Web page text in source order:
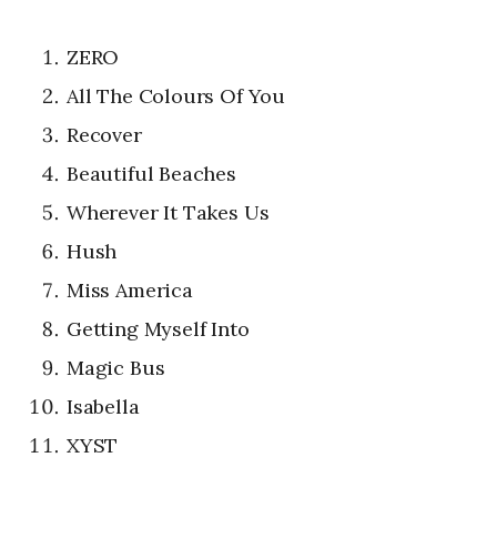
ZERO
All The Colours Of You
Recover
Beautiful Beaches
Wherever It Takes Us
Hush
Miss America
Getting Myself Into
Magic Bus
Isabella
XYST